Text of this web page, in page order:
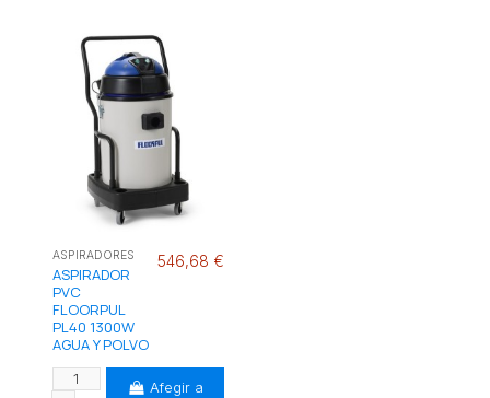
ASPIRADORES
ASPIRADOR
PVC
FLOORPUL
PL40 1300W
AGUA Y POLVO
546,68 €
Afegir a